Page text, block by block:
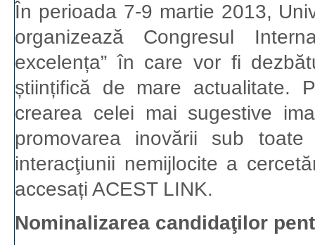
În perioada 7-9 martie 2013,
organizează Congresul
excelența” în care vor fi
științifică de mare actualitate.
crearea celei mai sugestive
promovarea inovării sub
interacţiunii nemijlocite a
accesați ACEST LINK.
Nominalizarea candidaţilor